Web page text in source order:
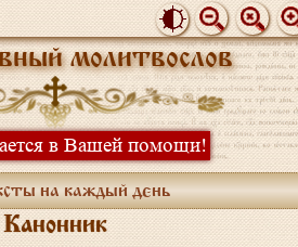
молитвослов
в Вашей помощи!
на каждый день
Канонник